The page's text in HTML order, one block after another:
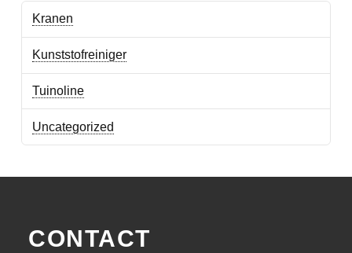
Kranen
Kunststofreiniger
Tuinoline
Uncategorized
CONTACT